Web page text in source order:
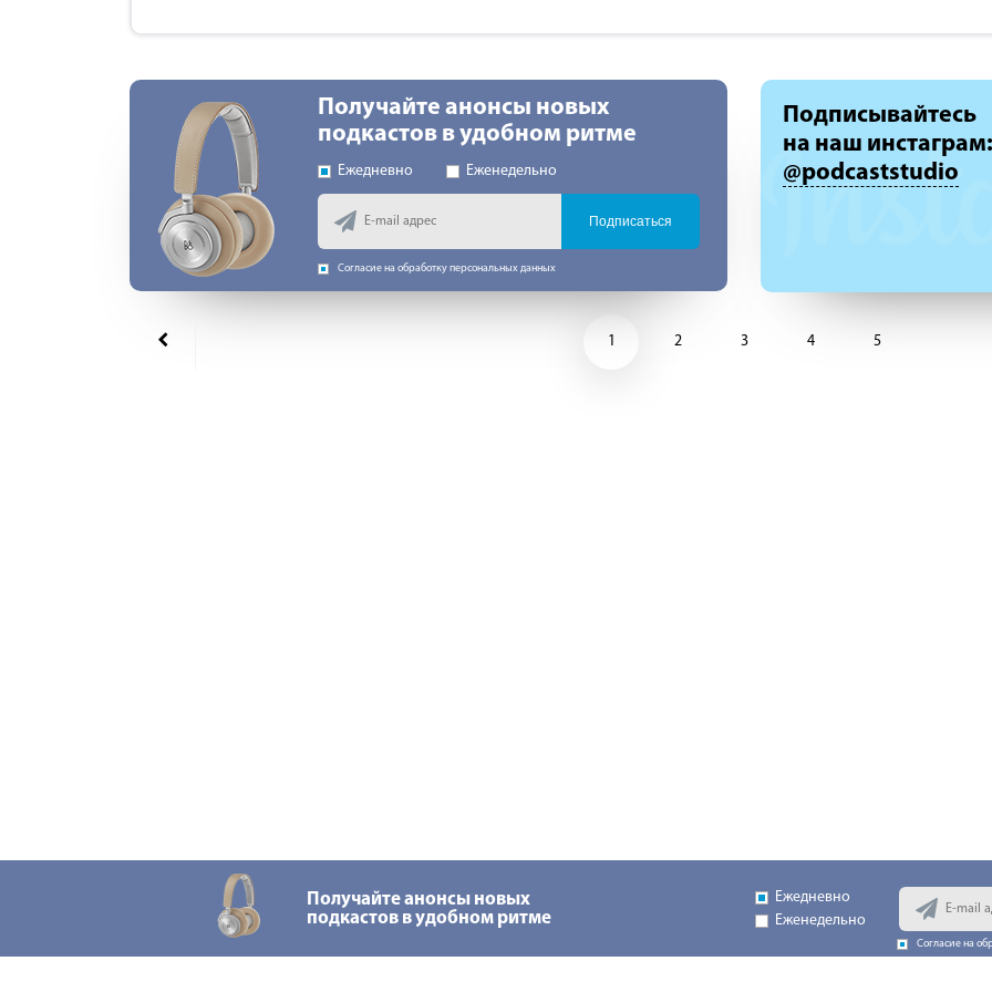
Получайте анонсы новых
подкастов в удобном ритме
Ежедневно Еженедельно
Подписаться
Согласие на обработку персональных данных
Подписывайтесь
на наш инстаграм:
@podcaststudio
1 2 3 4 5
Получайте анонсы новых
подкастов в удобном ритме
Ежедневно
Еженедельно
Согласие на